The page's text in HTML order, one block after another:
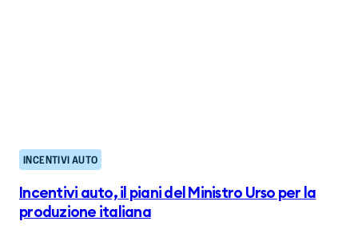
INCENTIVI AUTO
Incentivi auto, il piani del Ministro Urso per la
produzione italiana